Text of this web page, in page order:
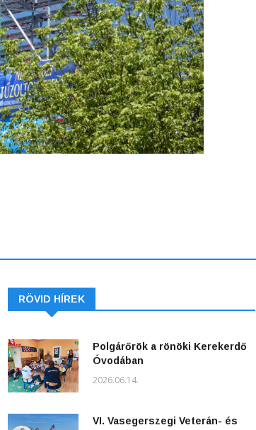
RÖVID HÍREK
Polgárőrök a rönöki Kerekerdő
Óvodában
2026.06.14.
VI. Vasegerszegi Veterán- és